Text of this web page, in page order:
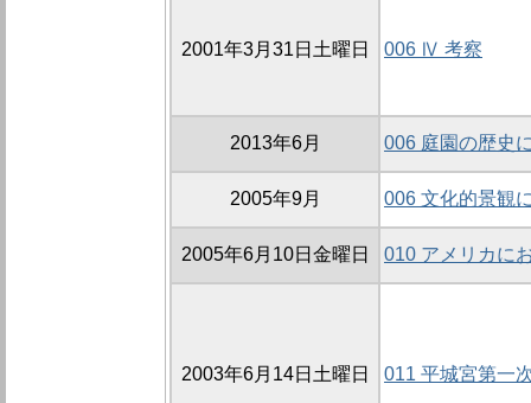
2001年3月31日土曜日 006 Ⅳ 考察
2013年6月 006 庭園の歴史
2005年9月 006 文化的景観
2005年6月10日金曜日 010 アメリカに
2003年6月14日土曜日 011 平城宮第一